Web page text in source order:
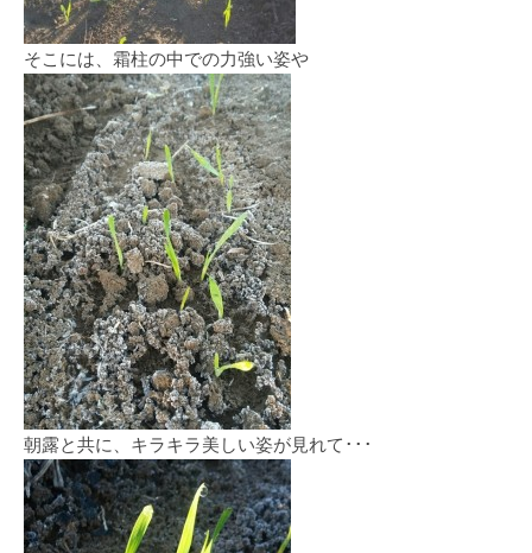
そこには、霜柱の中での力強い姿や
朝露と共に、キラキラ美しい姿が見れて･･･